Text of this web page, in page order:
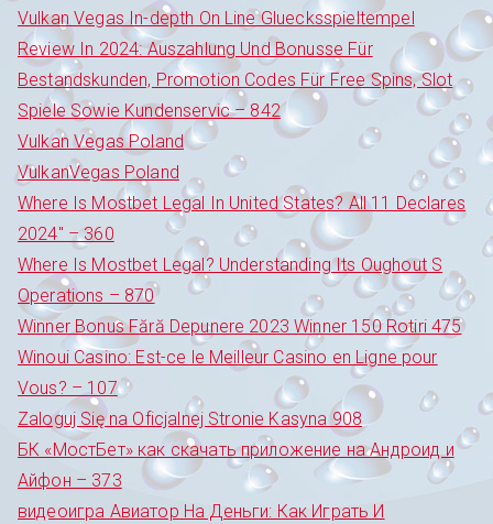
Vulkan Vegas In-depth On Line Gluecksspieltempel
Review In 2024: Auszahlung Und Bonusse Für
Bestandskunden, Promotion Codes Für Free Spins, Slot
Spiele Sowie Kundenservic – 842
Vulkan Vegas Poland
VulkanVegas Poland
Where Is Mostbet Legal In United States? All 11 Declares
2024" – 360
Where Is Mostbet Legal? Understanding Its Oughout S
Operations – 870
Winner Bonus Fără Depunere 2023 Winner 150 Rotiri 475
Winoui Casino: Est-ce le Meilleur Casino en Ligne pour
Vous? – 107
Zaloguj Się na Oficjalnej Stronie Kasyna 908
БК «МостБет» как скачать приложение на Андроид и
Айфон – 373
видеоигра Авиатор На Деньги: Как Играть И